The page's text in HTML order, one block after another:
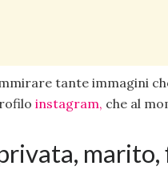
tante immagini
instagram, che al
marito,